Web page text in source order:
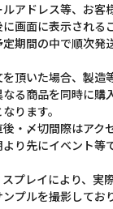
アドレス等、お客
画面に表示される
期間の中で順次発
頂いた場合、製造
る商品を同時に購
ります。
・〆切間際はアク
り先にイベント等
プレイにより、実
プルを撮影してお